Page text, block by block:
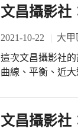
呢？」，引導觀
影視界」展出的
局駐區督學李昭
到精采巧思及創意
下 發行人：洪文
林秉宏、蔡孟伯、吳祖聿、黃士承、 陳
幫忙及熱情到場
發光發亮。
文昌攝影社
2021-10-22 大甲
這次文昌攝影社
曲線、平衡、近
面的協調性及張
們的視角愈見新
文昌攝影社